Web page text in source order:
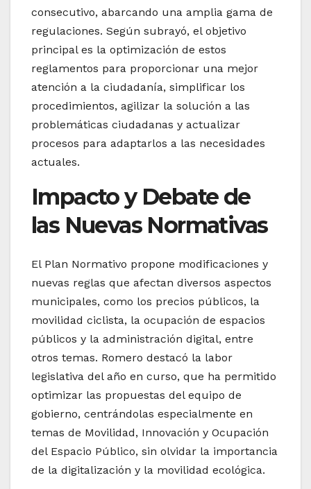
consecutivo, abarcando una amplia gama de
regulaciones. Según subrayó, el objetivo
principal es la optimización de estos
reglamentos para proporcionar una mejor
atención a la ciudadanía, simplificar los
procedimientos, agilizar la solución a las
problemáticas ciudadanas y actualizar
procesos para adaptarlos a las necesidades
actuales.
Impacto y Debate de
las Nuevas Normativas
El Plan Normativo propone modificaciones y
nuevas reglas que afectan diversos aspectos
municipales, como los precios públicos, la
movilidad ciclista, la ocupación de espacios
públicos y la administración digital, entre
otros temas. Romero destacó la labor
legislativa del año en curso, que ha permitido
optimizar las propuestas del equipo de
gobierno, centrándolas especialmente en
temas de Movilidad, Innovación y Ocupación
del Espacio Público, sin olvidar la importancia
de la digitalización y la movilidad ecológica.